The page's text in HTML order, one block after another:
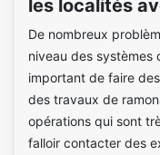
les localités
De nombreux
niveau des systèmes
important de faire
des travaux de
opérations qui sont
falloir contacter des